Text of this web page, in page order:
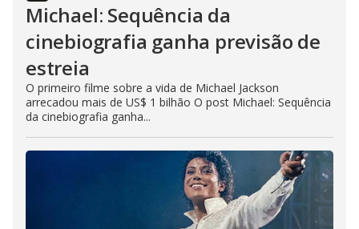
Michael: Sequência da
cinebiografia ganha previsão de
estreia
O primeiro filme sobre a vida de Michael Jackson
arrecadou mais de US$ 1 bilhão O post Michael: Sequência
da cinebiografia ganha...